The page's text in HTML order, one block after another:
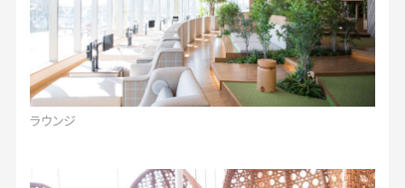
ラウンジ